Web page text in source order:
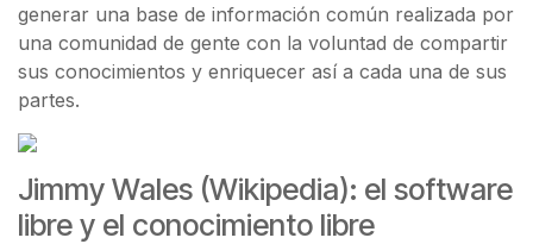
generar una base de información común realizada por
una comunidad de gente con la voluntad de compartir
sus conocimientos y enriquecer así a cada una de sus
partes.
Jimmy Wales (Wikipedia): el software
libre y el conocimiento libre